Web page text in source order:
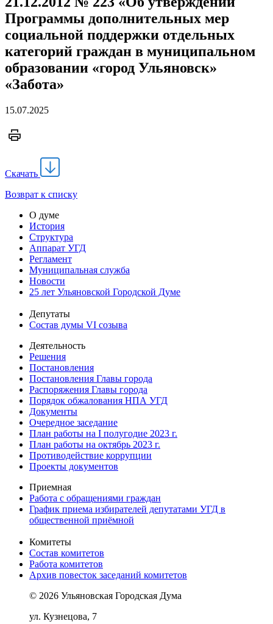
Программы дополнительных мер
социальной поддержки отдельных
категорий граждан в муниципальном
образовании «город Ульяновск»
«Забота»
15.07.2025
Скачать
Возврат к списку
О думе
История
Структура
Аппарат УГД
Регламент
Муниципальная служба
Новости
25 лет Ульяновской Городской Думе
Депутаты
Состав думы VI созыва
Деятельность
Решения
Постановления
Постановления Главы города
Распоряжения Главы города
Порядок обжалования НПА УГД
Документы
Очередное заседание
План работы на I полугодие 2023 г.
План работы на октябрь 2023 г.
Противодействие коррупции
Проекты документов
Приемная
Работа с обращениями граждан
График приема избирателей депутатами УГД в
общественной приёмной
Комитеты
Состав комитетов
Работа комитетов
Архив повесток заседаний комитетов
© 2026 Ульяновская Городская Дума
ул. Кузнецова, 7